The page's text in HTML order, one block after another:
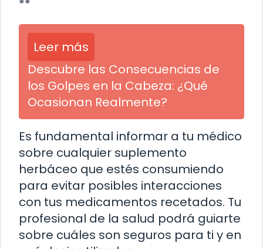
**
Leer más
Descubre las Consecuencias de
los Golpes en la Cabeza: ¿Qué
Ocasionan Realmente?
Es fundamental informar a tu médico
sobre cualquier suplemento
herbáceo que estés consumiendo
para evitar posibles interacciones
con tus medicamentos recetados. Tu
profesional de la salud podrá guiarte
sobre cuáles son seguros para ti y en